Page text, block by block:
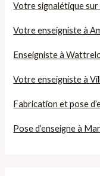
Votre signalétique
Votre enseigniste à
Enseigniste à
Votre enseigniste à
Fabrication et pose
Pose d’enseigne à